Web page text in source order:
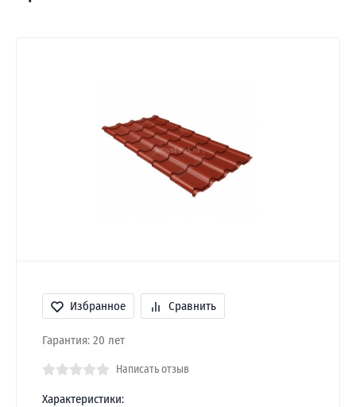
Избранное Сравнить
Гарантия: 20 лет
Написать отзыв
Характеристики: